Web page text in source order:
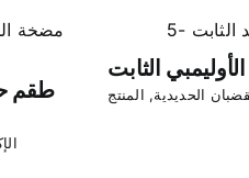
طقم
الثابت
الحديدية, المنتج